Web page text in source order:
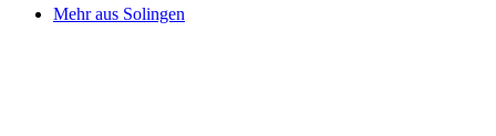
Mehr aus Solingen